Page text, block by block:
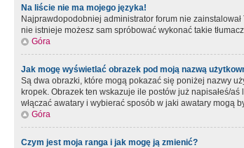
Na liście nie ma mojego języka!
Najprawdopodobniej administrator forum nie
nie istnieje możesz sam spróbować wykonać takie
Góra
Jak mogę wyświetlać obrazek pod moją nazwą
Są dwa obrazki, które mogą pokazać się poniżej nazwy
kropek. Obrazek ten wskazuje ile postów już napisałeś/
włączać awatary i wybierać sposób w jaki awatary mogą
Góra
Czym jest moja ranga i jak mogę ją zmienić?